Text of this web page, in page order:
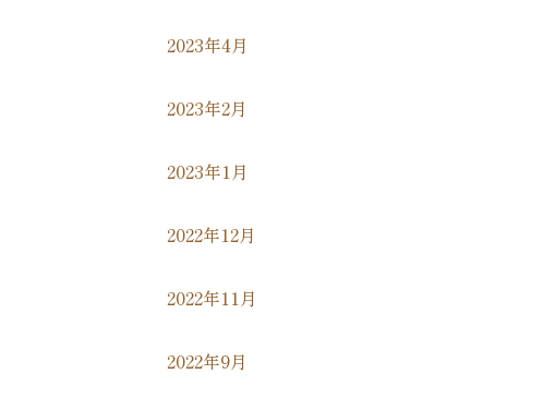
2023年4月
2023年2月
2023年1月
2022年12月
2022年11月
2022年9月